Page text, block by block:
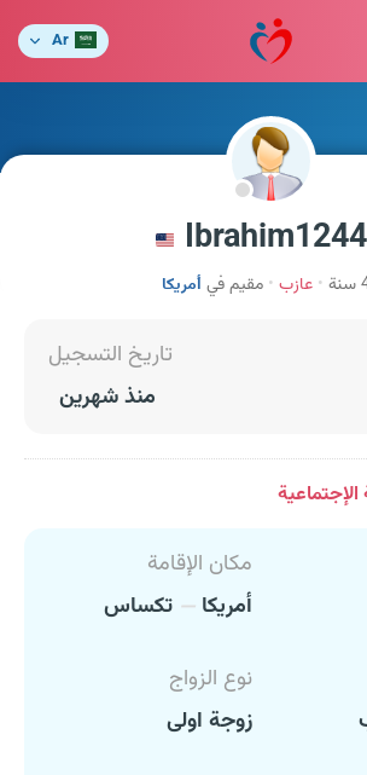
Ar
عازب مقيم في أمريكا
تاريخ التسجيل
منذ شهرين
مكان الإقامة
أمريكا
تكساس
نوع الزواج
زوجة اولى